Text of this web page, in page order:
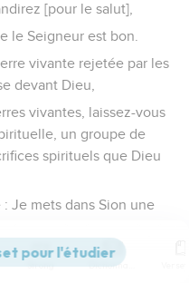
[pour le salut],
le Seigneur est bon.
vivante rejetée par les
devant Dieu,
vivantes, laissez-vous
un groupe de
spirituels que Dieu
Je mets dans Sion une
Strong